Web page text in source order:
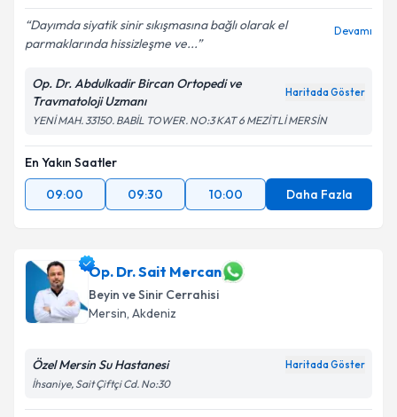
Dayımda siyatik sinir sıkışmasına bağlı olarak el
parmaklarında hissizleşme ve...
Devamı
Op. Dr. Abdulkadir Bircan Ortopedi ve
Travmatoloji Uzmanı
Haritada Göster
YENİ MAH. 33150. BABİL TOWER. NO:3 KAT 6 MEZİTLİ MERSİN
En Yakın Saatler
09:00
09:30 10:00 Daha Fazla
Op. Dr. Sait Mercan
Beyin ve Sinir Cerrahisi
Mersin, Akdeniz
Özel Mersin Su Hastanesi Haritada Göster
İhsaniye, Sait Çiftçi Cd. No:30